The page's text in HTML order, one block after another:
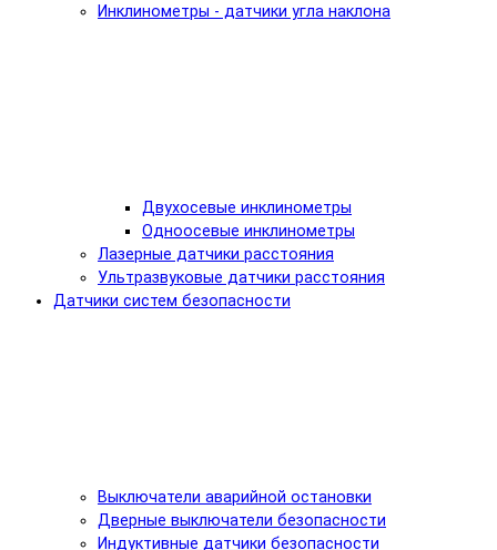
Инклинометры - датчики угла наклона
Двухосевые инклинометры
Одноосевые инклинометры
Лазерные датчики расстояния
Ультразвуковые датчики расстояния
Датчики систем безопасности
Выключатели аварийной остановки
Дверные выключатели безопасности
Индуктивные датчики безопасности